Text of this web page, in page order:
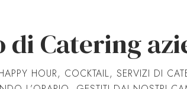
Catering
HOUR, COCKTAIL, SERVIZI DI